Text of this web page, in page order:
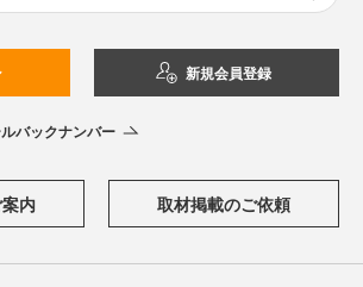
新規会員登録
バックナンバー
内 取材掲載のご依頼